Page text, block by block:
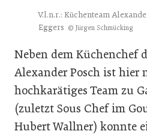
V.l.n.r.: Küchenteam
Eggers © Jürgen Schmücking
Neben dem Küchenchef
Alexander Posch ist hier
hochkarätiges Team zu
(zuletzt Sous Chef im
Hubert Wallner) konnte